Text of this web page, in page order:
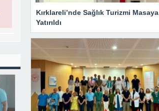
Kırklareli’nde Sağlık Turizmi Masaya
Yatırıldı